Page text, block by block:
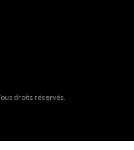
droits réservés.